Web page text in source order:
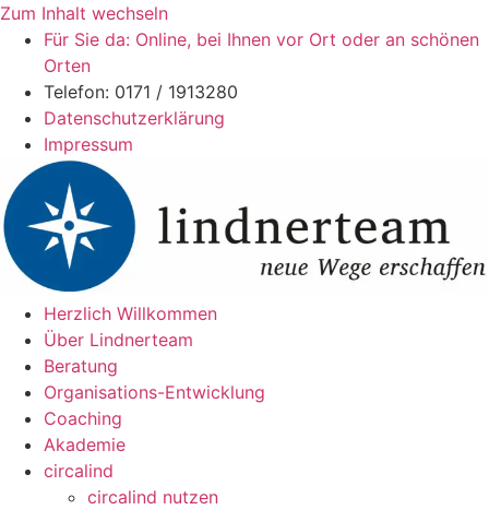
Zum Inhalt wechseln
Für Sie da: Online, bei Ihnen vor Ort oder an schönen
Orten
Telefon: 0171 / 1913280
Datenschutzerklärung
Impressum
Herzlich Willkommen
Über Lindnerteam
Beratung
Organisations-Entwicklung
Coaching
Akademie
circalind
circalind nutzen